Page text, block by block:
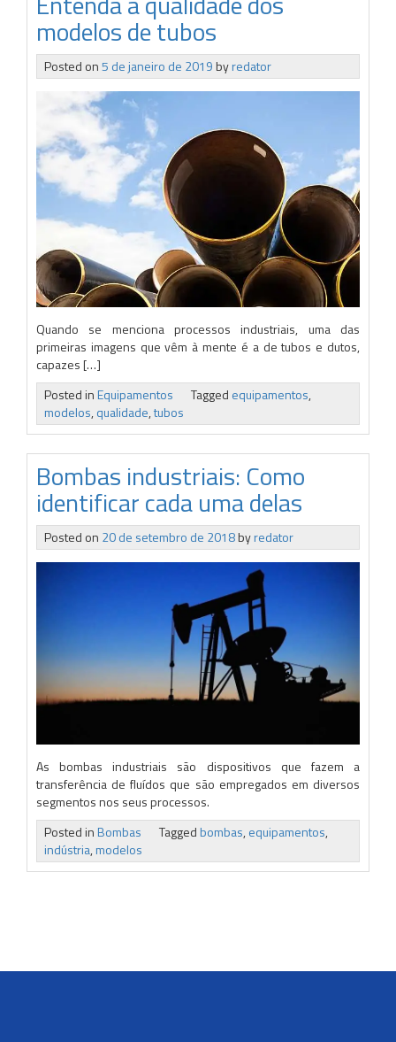
modelos de tubos
Posted on5 de janeiro de 2019byredator
Quando se menciona processos industriais, uma das
primeiras imagens que vêm à mente é a de tubos e dutos,
capazes […]
Posted inEquipamentos Tagged equipamentos,
modelos,qualidade,tubos
Bombas industriais: Como
identificar cada uma delas
Posted on 20 de setembro de 2018byredator
As bombas industriais são dispositivos que fazem a
transferência de fluídos que são empregados em diversos
segmentos nos seus processos.
Posted inBombas Taggedbombas,equipamentos,
indústria,modelos